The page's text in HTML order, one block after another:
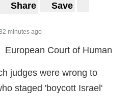
Share Save
minutes ago
European Court of Human
judges were wrong to
staged 'boycott Israel'